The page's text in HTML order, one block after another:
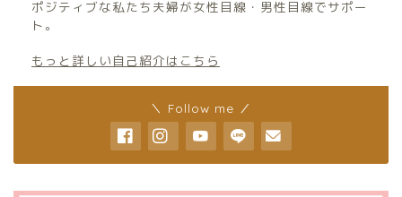
ポジティブな私たち夫婦が女性目線・男性目線でサポー
ト。
もっと詳しい自己紹介はこちら
＼ Follow me ／